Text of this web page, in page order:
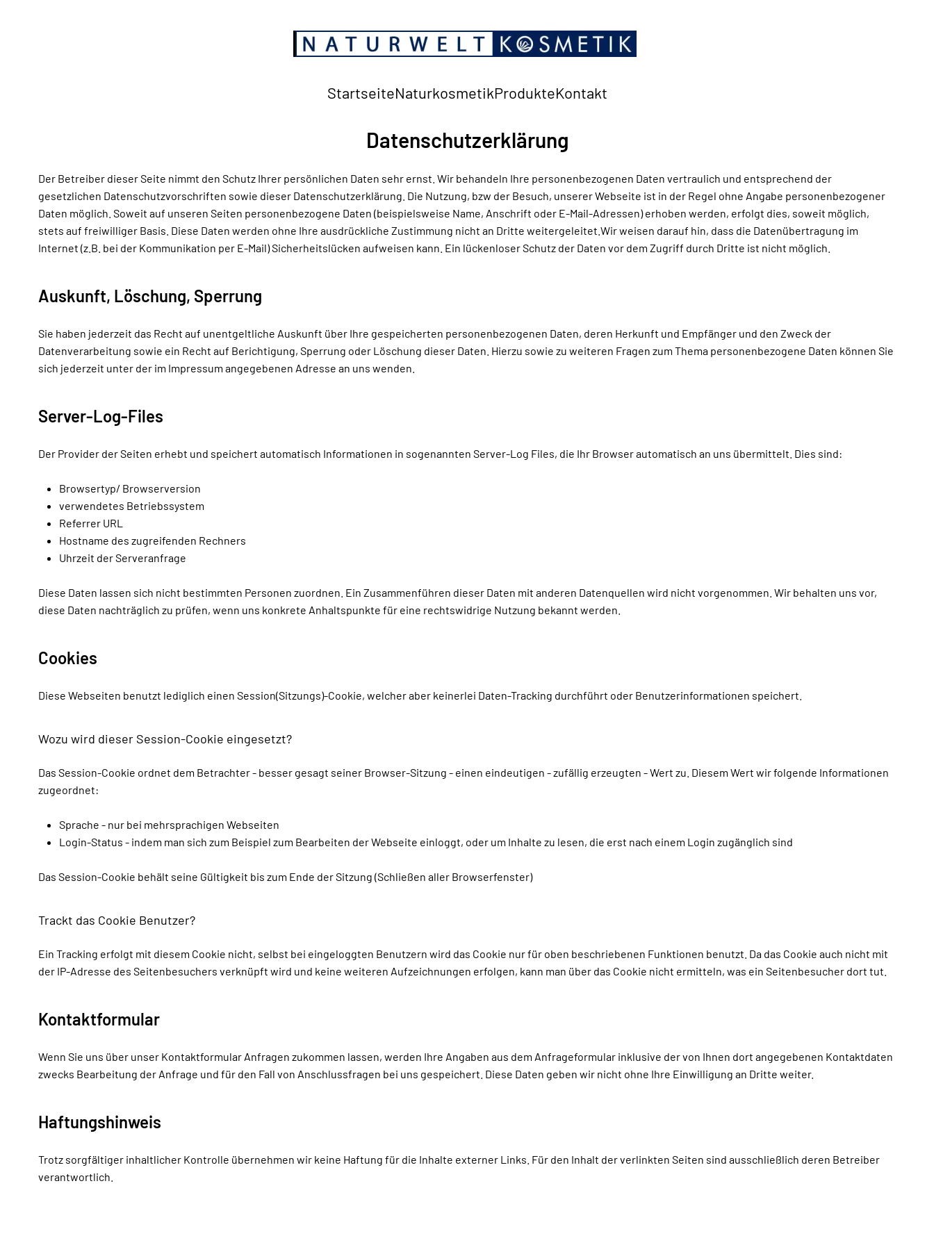
StartseiteNaturkosmetikProdukteKontakt
Datenschutzerklärung
Der Betreiber dieser Seite nimmt den Schutz Ihrer persönlichen Daten sehr ernst. Wir behandeln Ihre personenbezogenen Daten vertraulich und entsprechend der
gesetzlichen Datenschutzvorschriften sowie dieser Datenschutzerklärung. Die Nutzung, bzw der Besuch, unserer Webseite ist in der Regel ohne Angabe personenbezogener
Daten möglich. Soweit auf unseren Seiten personenbezogene Daten (beispielsweise Name, Anschrift oder E-Mail-Adressen) erhoben werden, erfolgt dies, soweit möglich,
stets auf freiwilliger Basis. Diese Daten werden ohne Ihre ausdrückliche Zustimmung nicht an Dritte weitergeleitet.Wir weisen darauf hin, dass die Datenübertragung im
Internet (z.B. bei der Kommunikation per E-Mail) Sicherheitslücken aufweisen kann. Ein lückenloser Schutz der Daten vor dem Zugriff durch Dritte ist nicht möglich.
Auskunft, Löschung, Sperrung
Sie haben jederzeit das Recht auf unentgeltliche Auskunft über Ihre gespeicherten personenbezogenen Daten, deren Herkunft und Empfänger und den Zweck der
Datenverarbeitung sowie ein Recht auf Berichtigung, Sperrung oder Löschung dieser Daten. Hierzu sowie zu weiteren Fragen zum Thema personenbezogene Daten können Sie
sich jederzeit unter der im Impressum angegebenen Adresse an uns wenden.
Server-Log-Files
Der Provider der Seiten erhebt und speichert automatisch Informationen in sogenannten Server-Log Files, die Ihr Browser automatisch an uns übermittelt. Dies sind:
Browsertyp/ Browserversion
verwendetes Betriebssystem
Referrer URL
Hostname des zugreifenden Rechners
Uhrzeit der Serveranfrage
Diese Daten lassen sich nicht bestimmten Personen zuordnen. Ein Zusammenführen dieser Daten mit anderen Datenquellen wird nicht vorgenommen. Wir behalten uns vor,
diese Daten nachträglich zu prüfen, wenn uns konkrete Anhaltspunkte für eine rechtswidrige Nutzung bekannt werden.
Cookies
Diese Webseiten benutzt lediglich einen Session(Sitzungs)-Cookie, welcher aber keinerlei Daten-Tracking durchführt oder Benutzerinformationen speichert.
Wozu wird dieser Session-Cookie eingesetzt?
Das Session-Cookie ordnet dem Betrachter - besser gesagt seiner Browser-Sitzung - einen eindeutigen - zufällig erzeugten - Wert zu. Diesem Wert wir folgende Informationen
zugeordnet:
Sprache - nur bei mehrsprachigen Webseiten
Login-Status - indem man sich zum Beispiel zum Bearbeiten der Webseite einloggt, oder um Inhalte zu lesen, die erst nach einem Login zugänglich sind
Das Session-Cookie behält seine Gültigkeit bis zum Ende der Sitzung (Schließen aller Browserfenster)
Trackt das Cookie Benutzer?
Ein Tracking erfolgt mit diesem Cookie nicht, selbst bei eingeloggten Benutzern wird das Cookie nur für oben beschriebenen Funktionen benutzt. Da das Cookie auch nicht mit
der IP-Adresse des Seitenbesuchers verknüpft wird und keine weiteren Aufzeichnungen erfolgen, kann man über das Cookie nicht ermitteln, was ein Seitenbesucher dort tut.
Kontaktformular
Wenn Sie uns über unser Kontaktformular Anfragen zukommen lassen, werden Ihre Angaben aus dem Anfrageformular inklusive der von Ihnen dort angegebenen Kontaktdaten
zwecks Bearbeitung der Anfrage und für den Fall von Anschlussfragen bei uns gespeichert. Diese Daten geben wir nicht ohne Ihre Einwilligung an Dritte weiter.
Haftungshinweis
Trotz sorgfältiger inhaltlicher Kontrolle übernehmen wir keine Haftung für die Inhalte externer Links. Für den Inhalt der verlinkten Seiten sind ausschließlich deren Betreiber
verantwortlich.